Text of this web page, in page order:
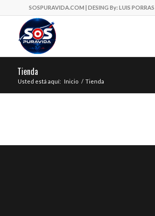
SOSPURAVIDA.COM | DESING By: LUIS
Tienda
Usted está aquí: Inicio / Tienda